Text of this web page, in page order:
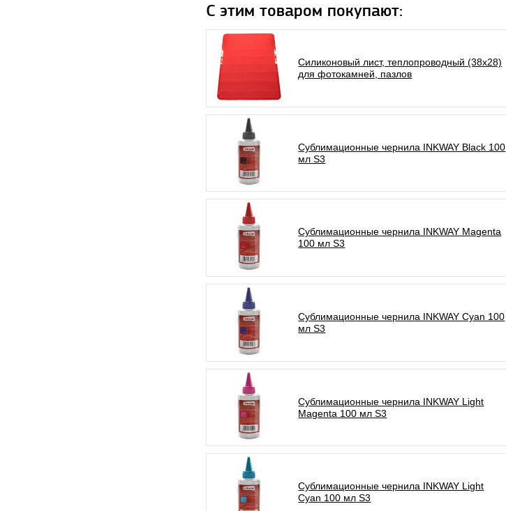
С этим товаром покупают:
Силиконовый лист, теплопроводный (38х28)
для фотокамней, пазлов
Сублимационные чернила INKWAY Black 100
мл S3
Сублимационные чернила INKWAY Magenta
100 мл S3
Сублимационные чернила INKWAY Cyan 100
мл S3
Сублимационные чернила INKWAY Light
Magenta 100 мл S3
Сублимационные чернила INKWAY Light
Cyan 100 мл S3